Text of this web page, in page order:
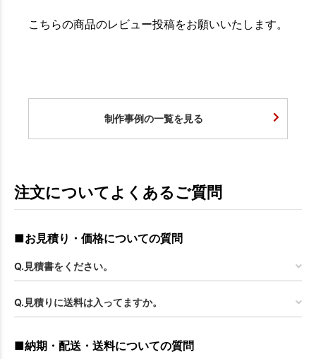
こちらの商品のレビュー投稿をお願いいたします。
制作事例の一覧を見る
注文についてよくあるご質問
■お見積り・価格についての質問
Q.見積書をください。
Q.見積りに送料は入ってますか。
■納期・配送・送料についての質問